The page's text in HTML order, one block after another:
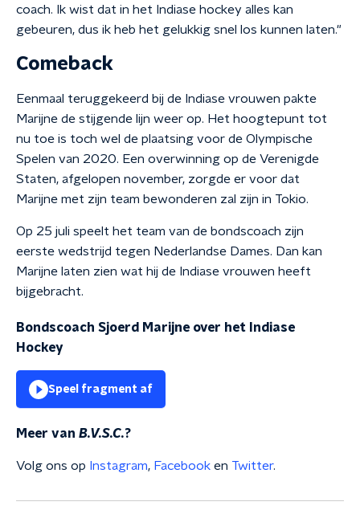
coach. Ik wist dat in het Indiase hockey alles kan
gebeuren, dus ik heb het gelukkig snel los kunnen laten."
Comeback
Eenmaal teruggekeerd bij de Indiase vrouwen pakte
Marijne de stijgende lijn weer op. Het hoogtepunt tot
nu toe is toch wel de plaatsing voor de Olympische
Spelen van 2020. Een overwinning op de Verenigde
Staten, afgelopen november, zorgde er voor dat
Marijne met zijn team bewonderen zal zijn in Tokio.
Op 25 juli speelt het team van de bondscoach zijn
eerste wedstrijd tegen Nederlandse Dames. Dan kan
Marijne laten zien wat hij de Indiase vrouwen heeft
bijgebracht.
Bondscoach Sjoerd Marijne over het Indiase
Hockey
Speel fragment af
Meer van B.V.S.C.?
Volg ons op Instagram, Facebook en Twitter.